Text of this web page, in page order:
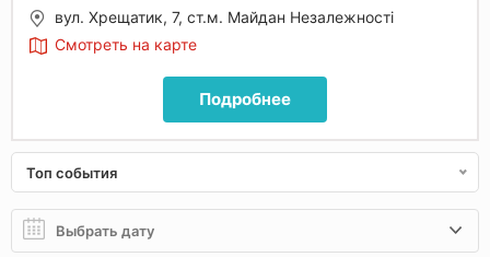
вул. Хрещатик, 7, ст.м. Майдан Незалежності
Смотреть на карте
Подробнее
Топ события